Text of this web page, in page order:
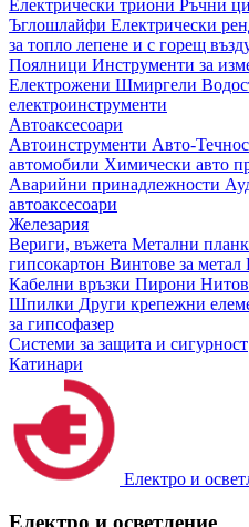
Електрически триони Ръчни
Ъглошлайфи Електрически
за топло лепене и с горещ
Поялници Инструменти за
Електрожени Шмиргели
електроинструменти
Автоаксесоари
Автоинструменти Авто-
автомобили Химически авто
Аварийни принадлежности
автоаксесоари
Железария
Вериги, въжета Метални
гипсокартон Винтове за метал
Кабелни връзки Пирони
Шпилки Други крепежни
за гипсофазер
Системи за защита и сигурност
Катинари
Електро и
Електро и осветление